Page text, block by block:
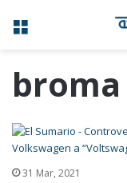
Menú
31 Mar, 2021